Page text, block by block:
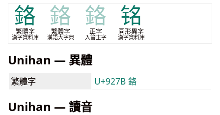
鉻
繁體字
漢字資料庫
鉻
繁體字
漢語大字典
鉻
正字
入管正字
铭
同形異字
漢字資料庫
Unihan — 異體
繁體字 U+927B 鉻
Unihan — 讀音